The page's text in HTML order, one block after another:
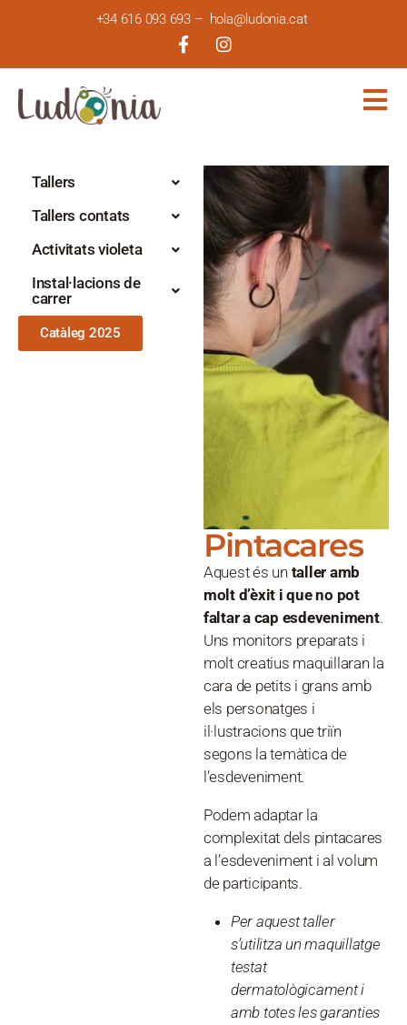
+34 616 093 693– hola@ludonia.cat
Tallers
Tallers contats
Activitats violeta
Instal·lacions de
carrer
Catàleg 2025
Pintacares
Aquest és un taller amb
molt d’èxit i que no pot
faltar a cap esdeveniment.
Uns monitors preparats i
molt creatius maquillaran la
cara de petits i grans amb
els personatges i
il·lustracions que triïn
segons la temàtica de
l’esdeveniment.
Podem adaptar la
complexitat dels pintacares
a l’esdeveniment i al volum
de participants.
Per aquest taller
s’utilitza un maquillatge
testat
dermatològicament i
amb totes les garanties